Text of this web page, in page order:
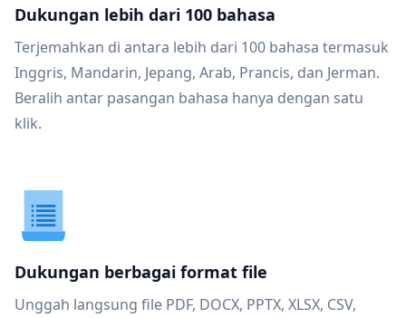
Dukungan lebih dari 100 bahasa
Terjemahkan di antara lebih dari 100 bahasa termasuk
Inggris, Mandarin, Jepang, Arab, Prancis, dan Jerman.
Beralih antar pasangan bahasa hanya dengan satu
klik.
Dukungan berbagai format file
Unggah langsung file PDF, DOCX, PPTX, XLSX, CSV,